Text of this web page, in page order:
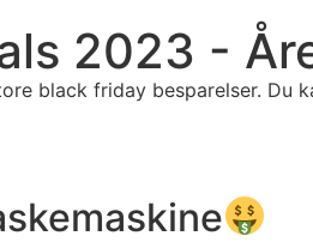
2023 -
black friday besparelser. Du